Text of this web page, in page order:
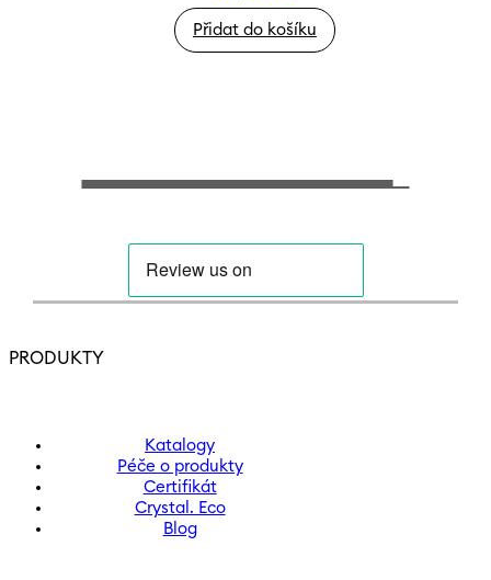
Přidat do košíku
PRODUKTY
Katalogy
Péče o produkty
Certifikát
Crystal. Eco
Blog